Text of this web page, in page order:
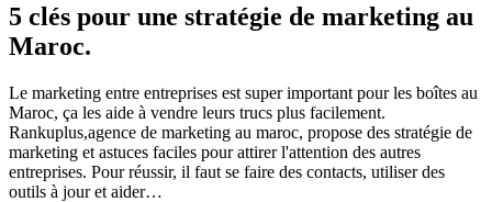
5 clés pour une stratégie de marketing au
Maroc.
Le marketing entre entreprises est super important pour les boîtes au
Maroc, ça les aide à vendre leurs trucs plus facilement.
Rankuplus,agence de marketing au maroc, propose des stratégie de
marketing et astuces faciles pour attirer l'attention des autres
entreprises. Pour réussir, il faut se faire des contacts, utiliser des
outils à jour et aider…